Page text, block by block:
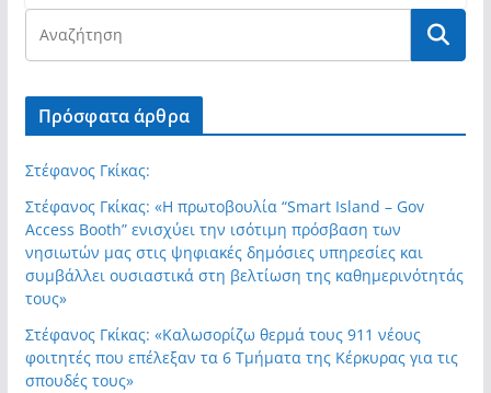
Πρόσφατα άρθρα
Στέφανος Γκίκας:
Στέφανος Γκίκας: «Η πρωτοβουλία “Smart Island – Gov
Access Booth” ενισχύει την ισότιμη πρόσβαση των
νησιωτών μας στις ψηφιακές δημόσιες υπηρεσίες και
συμβάλλει ουσιαστικά στη βελτίωση της καθημερινότητάς
τους»
Στέφανος Γκίκας: «Καλωσορίζω θερμά τους 911 νέους
φοιτητές που επέλεξαν τα 6 Τμήματα της Κέρκυρας για τις
σπουδές τους»